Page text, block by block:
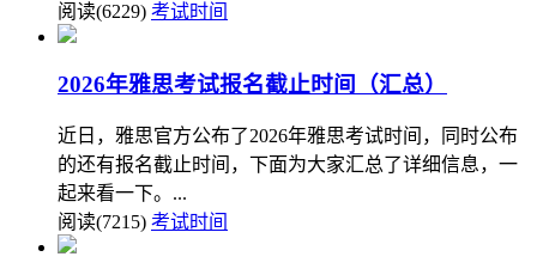
阅读(6229) 考试时间
2026年雅思考试报名截止时间（汇总）
近日，雅思官方公布了2026年雅思考试时间，同时公布
的还有报名截止时间，下面为大家汇总了详细信息，一
起来看一下。...
阅读(7215) 考试时间